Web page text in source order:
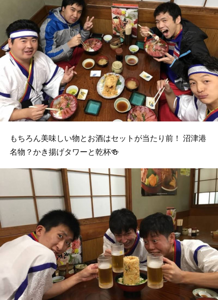
もちろん美味しい物とお酒はセットが当たり前！ 沼津港
名物？かき揚げタワーと乾杯🍻